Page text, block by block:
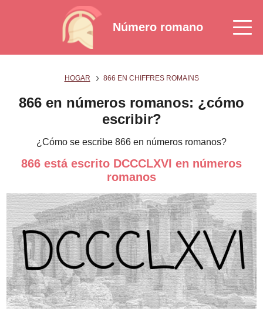
Número romano
HOGAR 866 EN CHIFFRES ROMAINS
866 en números romanos: ¿cómo
escribir?
¿Cómo se escribe 866 en números romanos?
866 está escrito DCCCLXVI en números
romanos